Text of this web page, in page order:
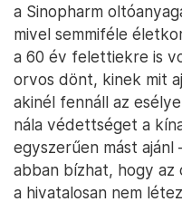
a Sinopharm
mivel semmiféle
a 60 év felettiekre is
orvos dönt, kinek mit
akinél fennáll az
nála védettséget a
egyszerűen mást
abban bízhat, hogy az
a hivatalosan nem